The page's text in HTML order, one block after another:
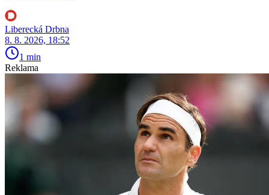
Liberecká Drbna
8. 8. 2026, 18:52
1 min
Reklama